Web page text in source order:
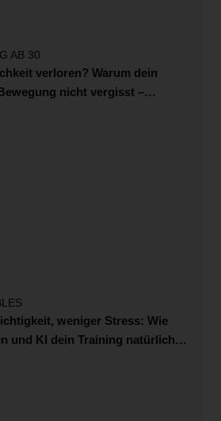
AB 30
verloren? Warum dein
nicht vergisst –
weniger Stress: Wie
und KI dein Training natürlich